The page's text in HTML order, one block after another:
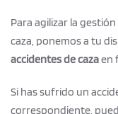
Para agilizar la
caza, ponemos a tu
accidentes de cazaen
Si has sufrido un
correspondiente,